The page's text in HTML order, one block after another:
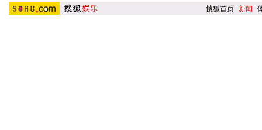
搜狐首页-新闻 -